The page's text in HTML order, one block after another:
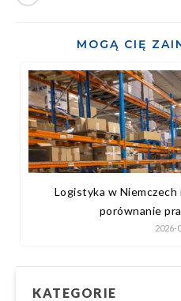
MOGĄ CIĘ
Logistyka w
porównanie
2026-
KATEGORIE